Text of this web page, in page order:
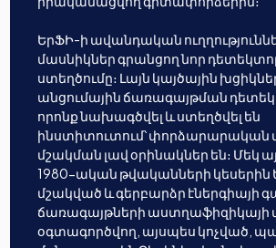
ԵրՖԻ-ի ավանդական
մասնիկներ գրանցող նոր
ստեղծումը։ Լայն կայծային
անցումային ճառագայթման
որոնք նախագծվել և ստեղծվել են
ինստիտուտում՝ փորձարարական
մշակման լավ օրինակներ են։ Մեկ
1980-ական թվականների կեսերին
մշակված և գերբարձր էներգիայի
ճառագայթների աստղաֆիզիկայի
օգտագործվող, այսպես կոչված,